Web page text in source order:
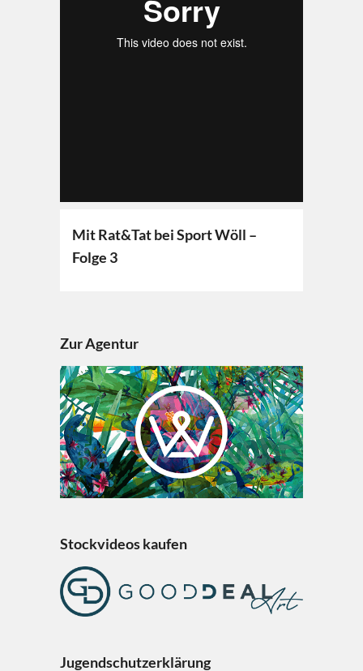
Mit Rat&Tat bei Sport Wöll –
Folge 3
Zur Agentur
Stockvideos kaufen
Jugendschutzerklärung